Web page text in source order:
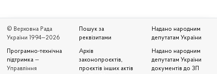
© Верховна Рада
України 1994—2026
Програмно-технічна
підтримка —
Управління
Пошук за
реквізитами
Архів
законопроєктів,
проєктів інших актів
Надано народним
депутатам України
Надано народним
депутатам України
документів до ЗП